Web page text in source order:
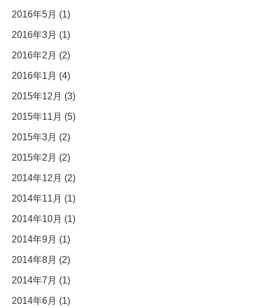
2016年5月 (1)
2016年3月 (1)
2016年2月 (2)
2016年1月 (4)
2015年12月 (3)
2015年11月 (5)
2015年3月 (2)
2015年2月 (2)
2014年12月 (2)
2014年11月 (1)
2014年10月 (1)
2014年9月 (1)
2014年8月 (2)
2014年7月 (1)
2014年6月 (1)